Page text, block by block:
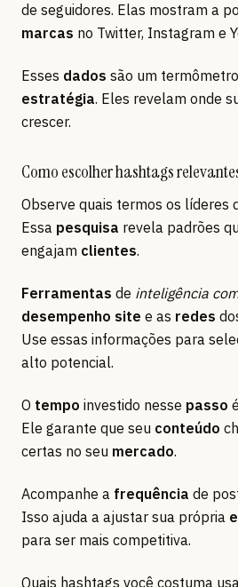
de seguidores. Elas mostram a
marcas no Twitter, Instagram e
Esses dados são um
estratégia. Eles revelam onde
crescer.
Como escolher hashtags
Observe quais termos os líderes
Essa pesquisa revela padrões
engajam clientes.
Ferramentas de inteligência
desempenho site e as redes
Use essas informações para
alto potencial.
O tempo investido nesse passo
Ele garante que seu conteúdo
certas no seu mercado.
Acompanhe a frequência de
Isso ajuda a ajustar sua própria
para ser mais competitiva.
Quais hashtags você costuma